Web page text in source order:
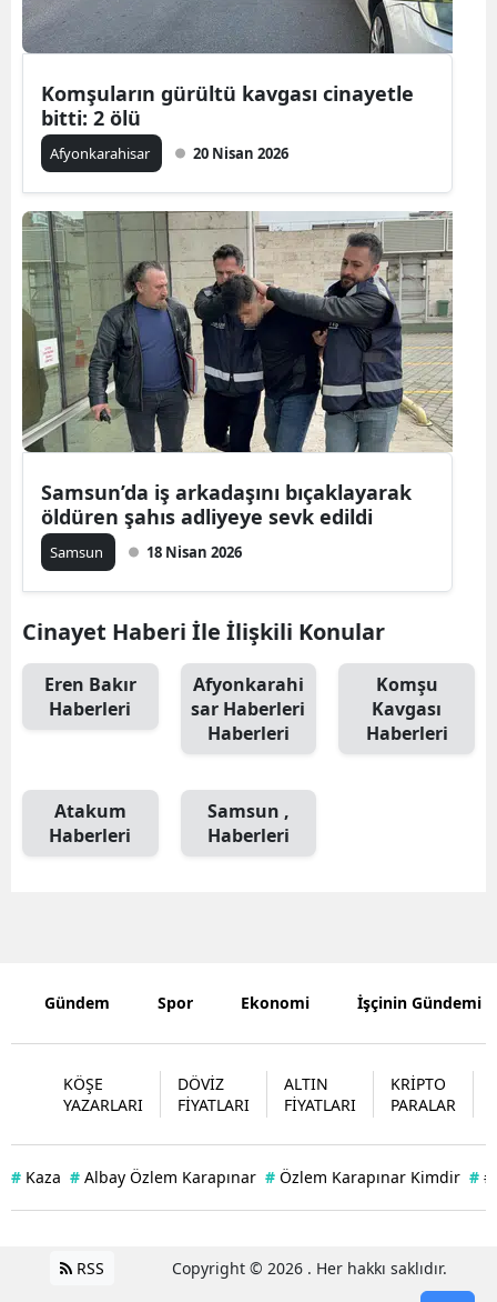
Burdur
Bursa
Çanakkale
Çorum
Denizli
Diyarbakır
Edirne
Elazığ
Erzincan
Hakkari
Hatay
Kırklareli
Kütahya
Komşuların gürültü kavgası cinayetle
bitti: 2 ölü
Afyonkarahisar 20 Nisan 2026
Samsun’da iş arkadaşını bıçaklayarak
öldüren şahıs adliyeye sevk edildi
Samsun 18 Nisan 2026
Cinayet Haberi İle İlişkili Konular
Eren Bakır
Haberleri
Afyonkarahi
sar Haberleri
Haberleri
Komşu
Kavgası
Haberleri
Atakum
Haberleri
Samsun ,
Haberleri
Gündem Spor Ekonomi İşçinin Gündemi
KÖŞE
YAZARLARI
DÖVİZ
FİYATLARI
ALTIN
FİYATLARI
KRİPTO
PARALAR
# Kaza # Albay Özlem Karapınar # Özlem Karapınar Kimdir #
RSS Copyright © 2026 . Her hakkı saklıdır.